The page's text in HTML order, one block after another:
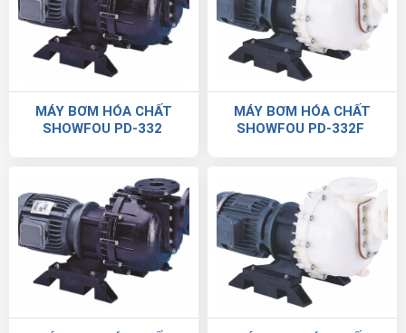
MÁY BƠM HÓA CHẤT
SHOWFOU PD-332
MÁY BƠM HÓA CHẤT
SHOWFOU PD-332F